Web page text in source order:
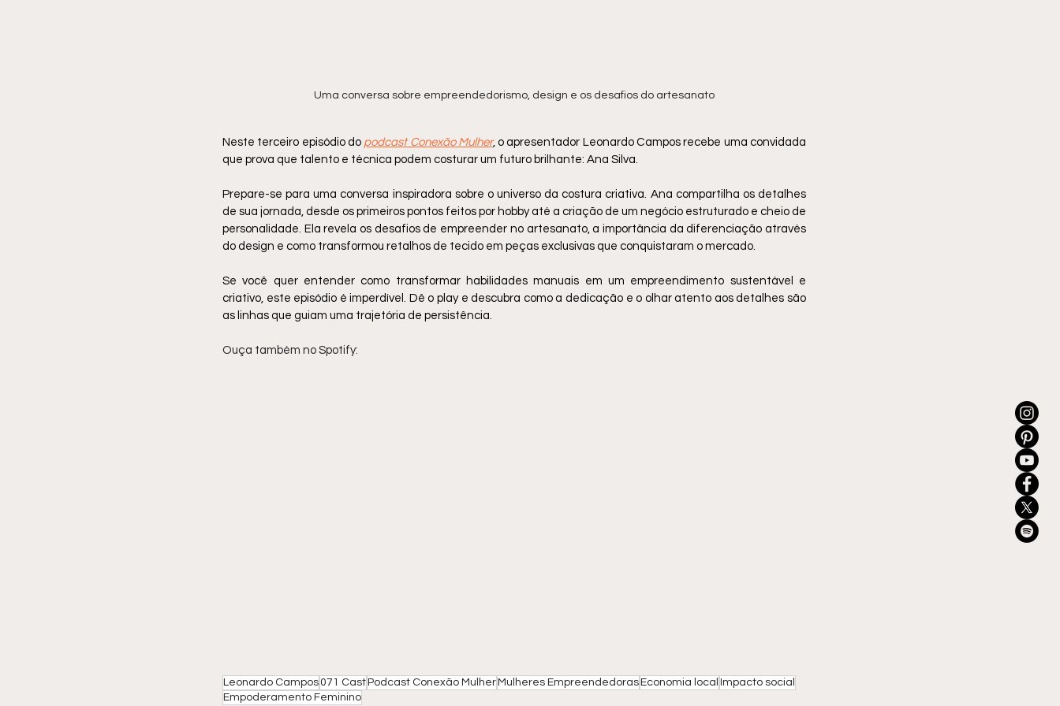
Uma conversa sobre empreendedorismo, design e os desafios do artesanato
Neste terceiro episódio do podcast Conexão Mulher, o apresentador Leonardo Campos recebe uma convidada
que prova que talento e técnica podem costurar um futuro brilhante: Ana Silva.
Prepare-se para uma conversa inspiradora sobre o universo da costura criativa. Ana compartilha os detalhes
de sua jornada, desde os primeiros pontos feitos por hobby até a criação de um negócio estruturado e cheio de
personalidade. Ela revela os desafios de empreender no artesanato, a importância da diferenciação através
do design e como transformou retalhos de tecido em peças exclusivas que conquistaram o mercado.
Se você quer entender como transformar habilidades manuais em um empreendimento sustentável e
criativo, este episódio é imperdível. Dê o play e descubra como a dedicação e o olhar atento aos detalhes são
as linhas que guiam uma trajetória de persistência.
Ouça também no Spotify:
Leonardo Campos 071 Cast Podcast Conexão Mulher Mulheres Empreendedoras Economia local
Impacto social
Empoderamento Feminino